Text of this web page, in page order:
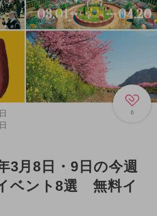
6
3月8日・9日の今週
ベント8選 無料イ